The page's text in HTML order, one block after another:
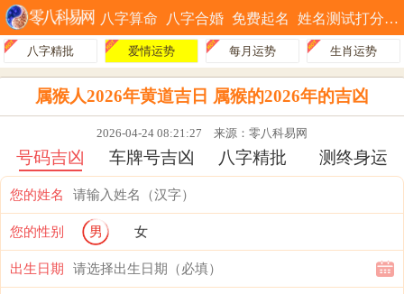
八字算命 八字合婚 免费起名 姓名测试打分
八字精批 爱情运势 每月运势 生肖运势
属猴人2026年黄道吉日 属猴的2026年的吉凶
2026-04-24 08:21:27 来源：零八科易网
号码吉凶 车牌号吉凶 八字精批 测终身运
您的姓名
您的性别 男 女
出生日期